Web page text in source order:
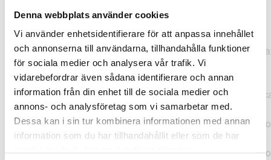
Denna webbplats använder cookies
Vi använder enhetsidentifierare för att anpassa innehållet
och annonserna till användarna, tillhandahålla funktioner
för sociala medier och analysera vår trafik. Vi
vidarebefordrar även sådana identifierare och annan
information från din enhet till de sociala medier och
annons- och analysföretag som vi samarbetar med.
Dessa kan i sin tur kombinera informationen med annan
information som du har tillhandahållit eller som de har
TypeError: "".concat(...).concat(...).replaceAll is not a
function at
https://webshop.pressbyran.se/_next/static/chunks/pages/
b1763451a2186f9e.js:1:11050 at Array.map
(<anonymous>) at K
(https://webshop.pressbyran.se/_next/static/chunks/pages/
b1763451a2186f9e.js:1:10836) at lk
(https://webshop.pressbyran.se/_next/static/chunks/
b241200379730ac0.js:1:129835) at i
(https://webshop.pressbyran.se/_next/static/chunks/